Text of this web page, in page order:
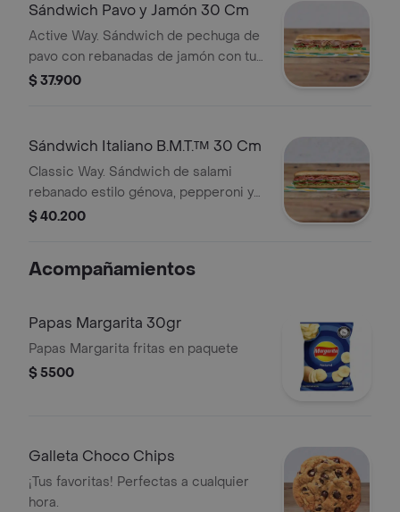
Sándwich Pavo y Jamón 30 Cm
Active Way. Sándwich de pechuga de
pavo con rebanadas de jamón con tu
elección de quesos, salsas y
$ 37.900
Sándwich Italiano B.M.T.™ 30 Cm
Classic Way. Sándwich de salami
rebanado estilo génova, pepperoni y
jamón con tu elección de quesos,
$ 40.200
Acompañamientos
Papas Margarita 30gr
Papas Margarita fritas en paquete
$ 5500
Galleta Choco Chips
¡Tus favoritas! Perfectas a cualquier
hora.